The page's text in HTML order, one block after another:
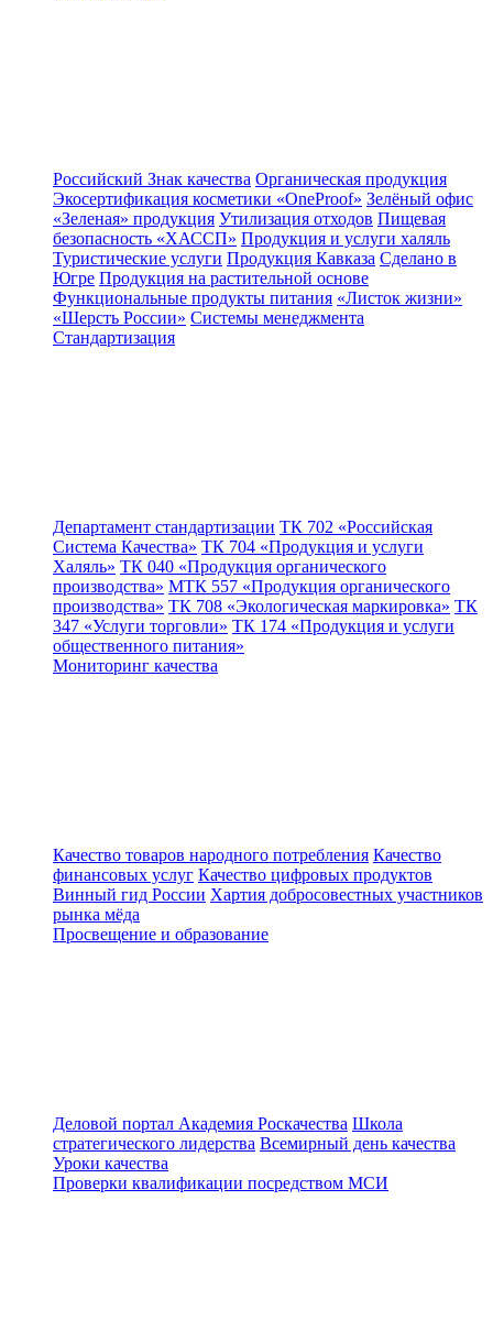
Российский Знак качества Органическая продукция
Экосертификация косметики «OneProof» Зелёный офис
«Зеленая» продукция Утилизация отходов Пищевая
безопасность «ХАССП» Продукция и услуги халяль
Туристические услуги Продукция Кавказа Сделано в
Югре Продукция на растительной основе
Функциональные продукты питания «Листок жизни»
«Шерсть России» Системы менеджмента
Стандартизация
Департамент стандартизации ТК 702 «Российская
Система Качества» ТК 704 «Продукция и услуги
Халяль» ТК 040 «Продукция органического
производства» МТК 557 «Продукция органического
производства» ТК 708 «Экологическая маркировка» ТК
347 «Услуги торговли» ТК 174 «Продукция и услуги
общественного питания»
Мониторинг качества
Качество товаров народного потребления Качество
финансовых услуг Качество цифровых продуктов
Винный гид России Хартия добросовестных участников
рынка мёда
Просвещение и образование
Деловой портал Академия Роскачества Школа
стратегического лидерства Всемирный день качества
Уроки качества
Проверки квалификации посредством МСИ